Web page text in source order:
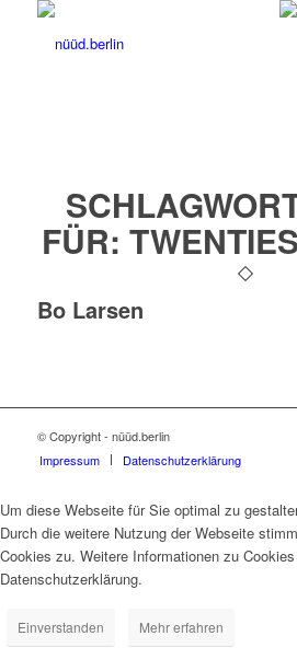
FÜR:
Bo Larsen
© Copyright - nüüd.berlin
Impressum
Datenschutzerklärung
Um diese Webseite für Sie optimal zu
Durch die weitere Nutzung der Webseite
Cookies zu. Weitere Informationen zu
Datenschutzerklärung.
Einverstanden Mehr erfahren